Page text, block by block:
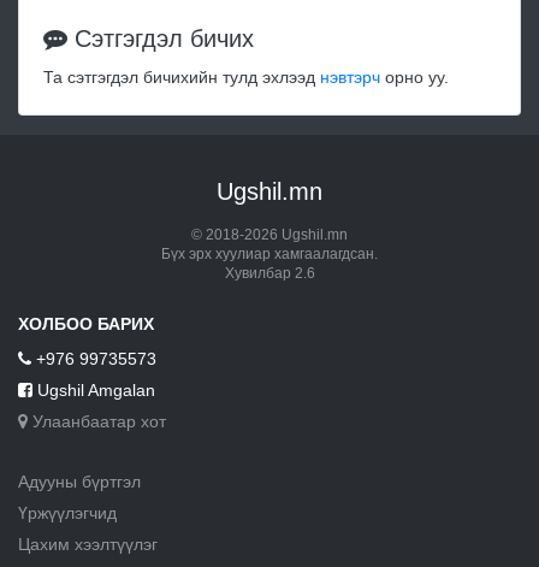
Сэтгэгдэл бичих
Та сэтгэгдэл бичихийн тулд эхлээд нэвтэрч орно уу.
Ugshil.mn
© 2018-2026 Ugshil.mn
Бүх эрх хуулиар хамгаалагдсан.
Хувилбар 2.6
ХОЛБОО БАРИХ
+976 99735573
Ugshil Amgalan
Улаанбаатар хот
Адууны бүртгэл
Үржүүлэгчид
Цахим хээлтүүлэг